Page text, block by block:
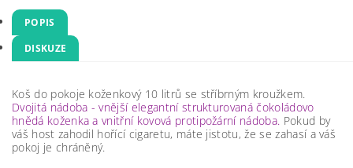
POPIS
DISKUZE
Koš do pokoje koženkový10 litrů se stříbrným kroužkem.
Dvojitá nádoba - vnější elegantní strukturovaná čokoládovo
hnědá koženka a vnitřní kovová protipožární nádoba. Pokud by
váš host zahodil hořící cigaretu, máte jistotu, že se zahasí a váš
pokoj je chráněný.